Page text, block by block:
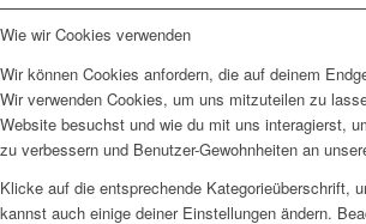
Wie wir Cookies verwenden
Wir können Cookies anfordern, die auf deinem
Wir verwenden Cookies, um uns mitzuteilen zu
Website besuchst und wie du mit uns interagierst,
zu verbessern und Benutzer-Gewohnheiten an
Klicke auf die entsprechende Kategorieüberschrift,
kannst auch einige deiner Einstellungen ändern.